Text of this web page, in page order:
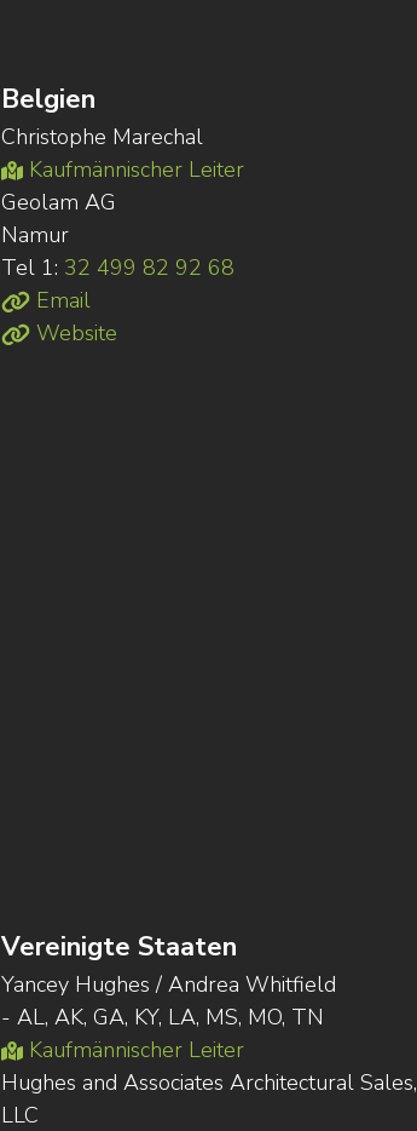
Belgien
Christophe Marechal
Kaufmännischer Leiter
Geolam AG
Namur
Tel 1: 32 499 82 92 68
Email
Website
Vereinigte Staaten
Yancey Hughes / Andrea Whitfield
- AL, AK, GA, KY, LA, MS, MO, TN
Kaufmännischer Leiter
Hughes and Associates Architectural Sales,
LLC